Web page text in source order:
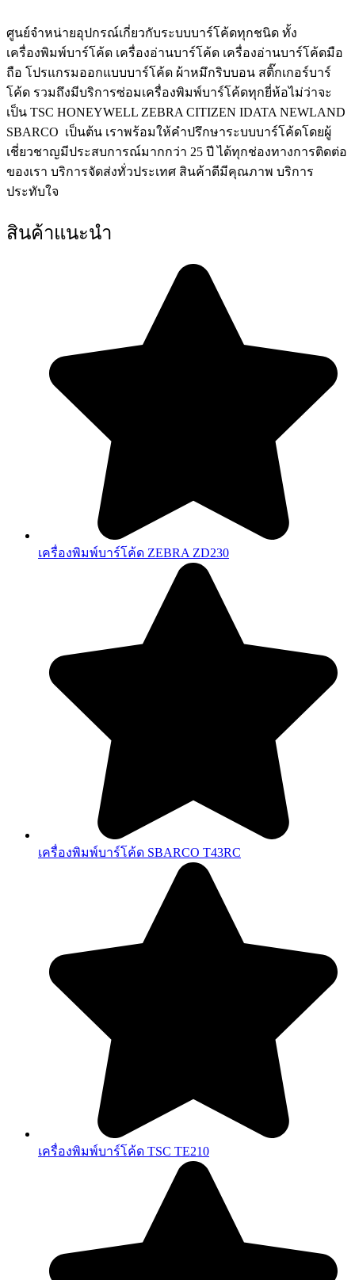
ศูนย์จําหน่ายอุปกรณ์เกี่ยวกับระบบบาร์โค้ดทุกชนิด ทั้ง
เครื่องพิมพ์บาร์โค้ด เครื่องอ่านบาร์โค้ด เครื่องอ่านบาร์โค้ดมือ
ถือ โปรแกรมออกแบบบาร์โค้ด ผ้าหมึกริบบอน สติ๊กเกอร์บาร์
โค้ด รวมถึงมีบริการซ่อมเครื่องพิมพ์บาร์โค้ดทุกยี่ห้อไม่ว่าจะ
เป็น TSC HONEYWELL ZEBRA CITIZEN IDATA NEWLAND
SBARCO เป็นต้น เราพร้อมให้คำปรึกษาระบบบาร์โค้ดโดยผู้
เชี่ยวชาญมีประสบการณ์มากกว่า 25 ปี ได้ทุกช่องทางการติดต่อ
ของเรา บริการจัดส่งทั่วประเทศ สินค้าดีมีคุณภาพ บริการ
ประทับใจ
สินค้าแนะนำ
เครื่องพิมพ์บาร์โค้ด ZEBRA ZD230
เครื่องพิมพ์บาร์โค้ด SBARCO T43RC
เครื่องพิมพ์บาร์โค้ด TSC TE210